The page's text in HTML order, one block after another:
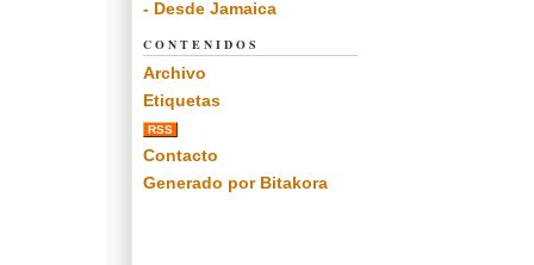
- Desde Jamaica
CONTENIDOS
Archivo
Etiquetas
RSS
Contacto
Generado por Bitakora